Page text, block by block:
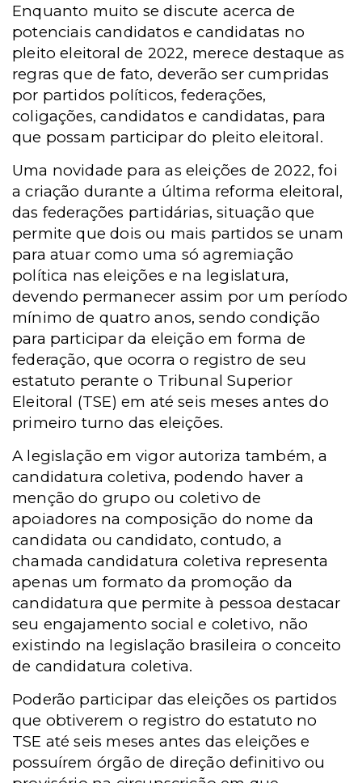
Enquanto muito se discute acerca de
potenciais candidatos e candidatas no
pleito eleitoral de 2022, merece destaque as
regras que de fato, deverão ser cumpridas
por partidos políticos, federações,
coligações, candidatos e candidatas, para
que possam participar do pleito eleitoral.
Uma novidade para as eleições de 2022, foi
a criação durante a última reforma eleitoral,
das federações partidárias, situação que
permite que dois ou mais partidos se unam
para atuar como uma só agremiação
política nas eleições e na legislatura,
devendo permanecer assim por um período
mínimo de quatro anos, sendo condição
para participar da eleição em forma de
federação, que ocorra o registro de seu
estatuto perante o Tribunal Superior
Eleitoral (TSE) em até seis meses antes do
primeiro turno das eleições.
A legislação em vigor autoriza também, a
candidatura coletiva, podendo haver a
menção do grupo ou coletivo de
apoiadores na composição do nome da
candidata ou candidato, contudo, a
chamada candidatura coletiva representa
apenas um formato da promoção da
candidatura que permite à pessoa destacar
seu engajamento social e coletivo, não
existindo na legislação brasileira o conceito
de candidatura coletiva.
Poderão participar das eleições os partidos
que obtiverem o registro do estatuto no
TSE até seis meses antes das eleições e
possuírem órgão de direção definitivo ou